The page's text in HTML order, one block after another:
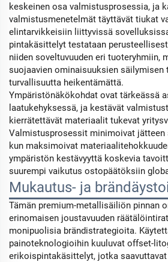
keskeinen osa valmistusprosessia, ja
valmistusmenetelmät täyttävät tiukat
elintarvikkeisiin liittyvissä
pintakäsittelyt testataan
niiden soveltuvuuden eri tuoteryhmiin,
suojaavien ominaisuuksien säilymisen
turvallisuutta heikentämättä.
Ympäristönäkökohdat ovat tärkeässä
laatukehyksessä, ja kestävät
kierrätettävät materiaalit tukevat
Valmistusprosessit minimoivat jätteen
kun maksimoivat
ympäristön kestävyyttä koskevia
suurempi vaikutus ostopäätöksiin
Mukautus- ja
Tämän premium-metallisäiliön pinnan
erinomaisen joustavuuden
monipuolisia brändistrategioita.
painoteknologioihin kuuluvat offset-
erikoispintakäsittelyt, jotka